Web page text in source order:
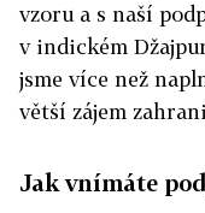
vzoru a s naší
v indickém
jsme více než
větší zájem
Jak vnímáte